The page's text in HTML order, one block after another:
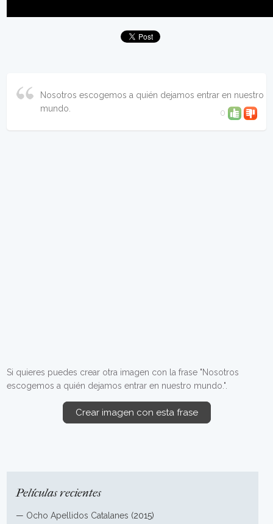
Nosotros escogemos a quién dejamos entrar en nuestro
mundo.
0
Si quieres puedes crear otra imagen con la frase "Nosotros
escogemos a quién dejamos entrar en nuestro mundo.".
Crear imagen con esta frase
Películas recientes
— Ocho Apellidos Catalanes (2015)